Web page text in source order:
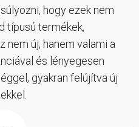
hogy ezek nem
típusú termékek,
nem új, hanem valami a
és lényegesen
gyakran felújítva új